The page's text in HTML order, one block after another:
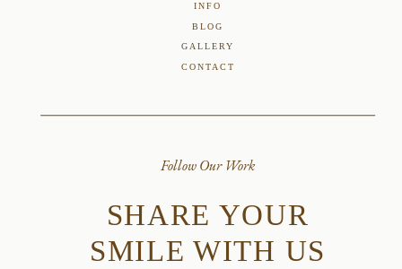
Follow Our Work
SHARE YOUR
SMILE WITH US
INFO
BLOG
GALLERY
CONTACT